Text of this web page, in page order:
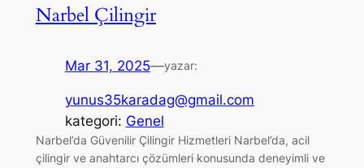
Narbel Çilingir
Mar 31, 2025—yazar:
yunus35karadag@gmail.com
kategori: Genel
Narbel’da Güvenilir Çilingir Hizmetleri Narbel’da, acil
çilingir ve anahtarcı çözümleri konusunda deneyimli ve